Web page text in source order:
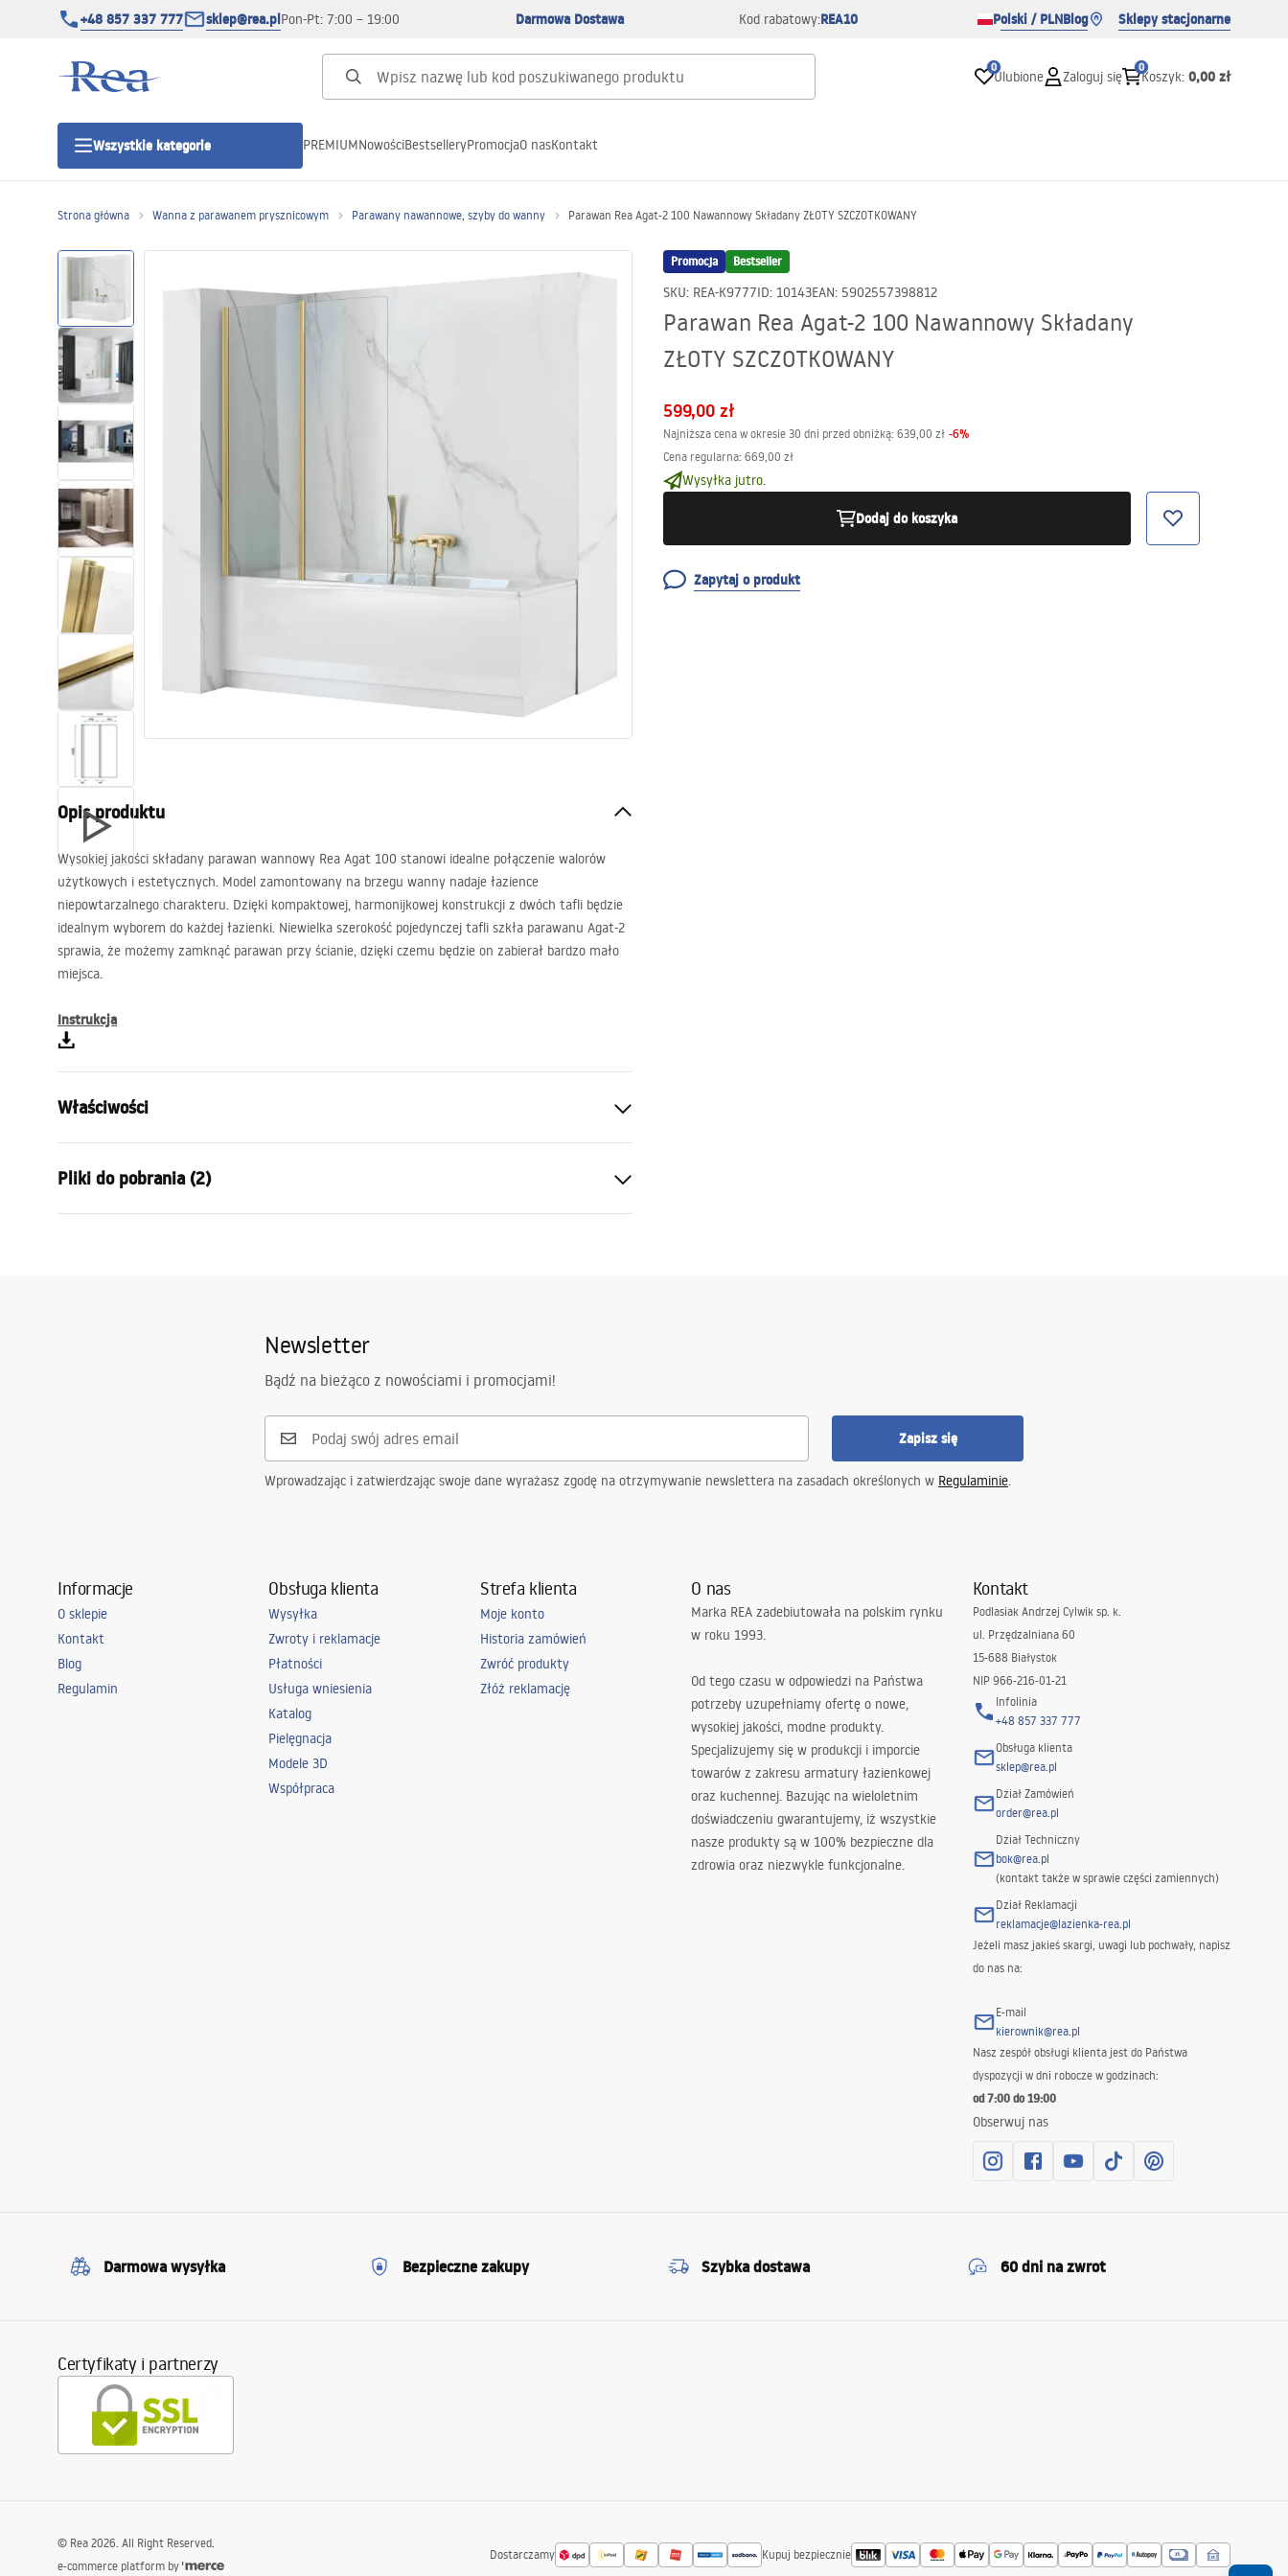
+48 857 337 777 sklep@rea.plPon-Pt: 7:00 – 19:00 Darmowa Dostawa Kod rabatowy:REA10 Polski / PLNBlog Sklepy stacjonarne
0
Ulubione Zaloguj się
0
Koszyk: 0,00 zł
Wszystkie kategorie
Kategorie produktowe
Kabiny prysznicowe
Brodziki prysznicowe
Odpływy liniowe
Toalety, ubikacje
Umywalki
Baterie
Akcesoria i meble łazienkowe
PREMIUMNowościBestselleryPromocjaO nasKontakt
Strona główna Wanna z parawanem prysznicowym Parawany nawannowe, szyby do wanny Parawan Rea Agat-2 100 Nawannowy Składany ZŁOTY SZCZOTKOWANY
Promocja Bestseller
SKU: REA-K9777ID: 10143EAN: 5902557398812
Parawan Rea Agat-2 100 Nawannowy Składany
ZŁOTY SZCZOTKOWANY
599,00 zł
Najniższa cena w okresie 30 dni przed obniżką: 639,00 zł -6%
Cena regularna: 669,00 zł
Wysyłka jutro.
Dodaj do koszyka
Zapytaj o produkt
Opis produktu
Wysokiej jakości składany parawan wannowy Rea Agat 100 stanowi idealne połączenie walorów
użytkowych i estetycznych. Model zamontowany na brzegu wanny nadaje łazience
niepowtarzalnego charakteru. Dzięki kompaktowej, harmonijkowej konstrukcji z dwóch tafli będzie
idealnym wyborem do każdej łazienki. Niewielka szerokość pojedynczej tafli szkła parawanu Agat-2
sprawia, że możemy zamknąć parawan przy ścianie, dzięki czemu będzie on zabierał bardzo mało
miejsca.
Instrukcja
Właściwości
Materiał:
Kolor:
Złoty szczotkowany
Transparentne
2-skrzydłowy
Pliki do pobrania (2)
Newsletter
Bądź na bieżąco z nowościami i promocjami!
Zapisz się
Wprowadzając i zatwierdzając swoje dane wyrażasz zgodę na otrzymywanie newslettera na zasadach określonych w Regulaminie.
Informacje
O sklepie
Kontakt
Blog
Regulamin
Obsługa klienta
Wysyłka
Zwroty i reklamacje
Płatności
Usługa wniesienia
Katalog
Pielęgnacja
Modele 3D
Współpraca
Strefa klienta
Moje konto
Historia zamówień
Zwróć produkty
Złóż reklamację
O nas
Marka REA zadebiutowała na polskim rynku
w roku 1993.
Od tego czasu w odpowiedzi na Państwa
potrzeby uzupełniamy ofertę o nowe,
wysokiej jakości, modne produkty.
Specjalizujemy się w produkcji i imporcie
towarów z zakresu armatury łazienkowej
oraz kuchennej. Bazując na wieloletnim
doświadczeniu gwarantujemy, iż wszystkie
nasze produkty są w 100% bezpieczne dla
zdrowia oraz niezwykle funkcjonalne.
Kontakt
Podlasiak Andrzej Cylwik sp. k.
ul. Przędzalniana 60
15-688 Białystok
NIP 966-216-01-21
Infolinia
+48 857 337 777
Obsługa klienta
sklep@rea.pl
Dział Zamówień
order@rea.pl
Dział Techniczny
bok@rea.pl
(kontakt także w sprawie części zamiennych)
Dział Reklamacji
reklamacje@lazienka-rea.pl
Jeżeli masz jakieś skargi, uwagi lub pochwały, napisz
do nas na:
E-mail
kierownik@rea.pl
Nasz zespół obsługi klienta jest do Państwa
dyspozycji w dni robocze w godzinach:
od 7:00 do 19:00
Obserwuj nas
Darmowa wysyłka Bezpieczne zakupy Szybka dostawa 60 dni na zwrot
Certyfikaty i partnerzy
Dostarczamy Kupuj bezpiecznie
© Rea 2026. All Right Reserved.
e-commerce platform by